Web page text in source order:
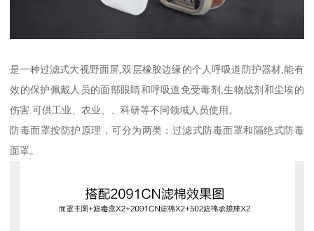
是一种过滤式大视野面屏,双层橡胶边缘的个人呼吸道防护器材,能有
效的保护佩戴人员的面部眼睛和呼吸道免受毒剂,生物战剂和尘埃的
伤害.可供工业、农业、、科研等不同领域人员使用。
防毒面罩按防护原理，可分为两类：过滤式防毒面罩和隔绝式防毒
面罩。